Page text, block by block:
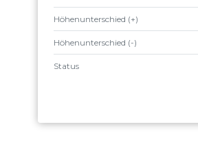
Höhenunterschied (+)
Höhenunterschied (-)
Status